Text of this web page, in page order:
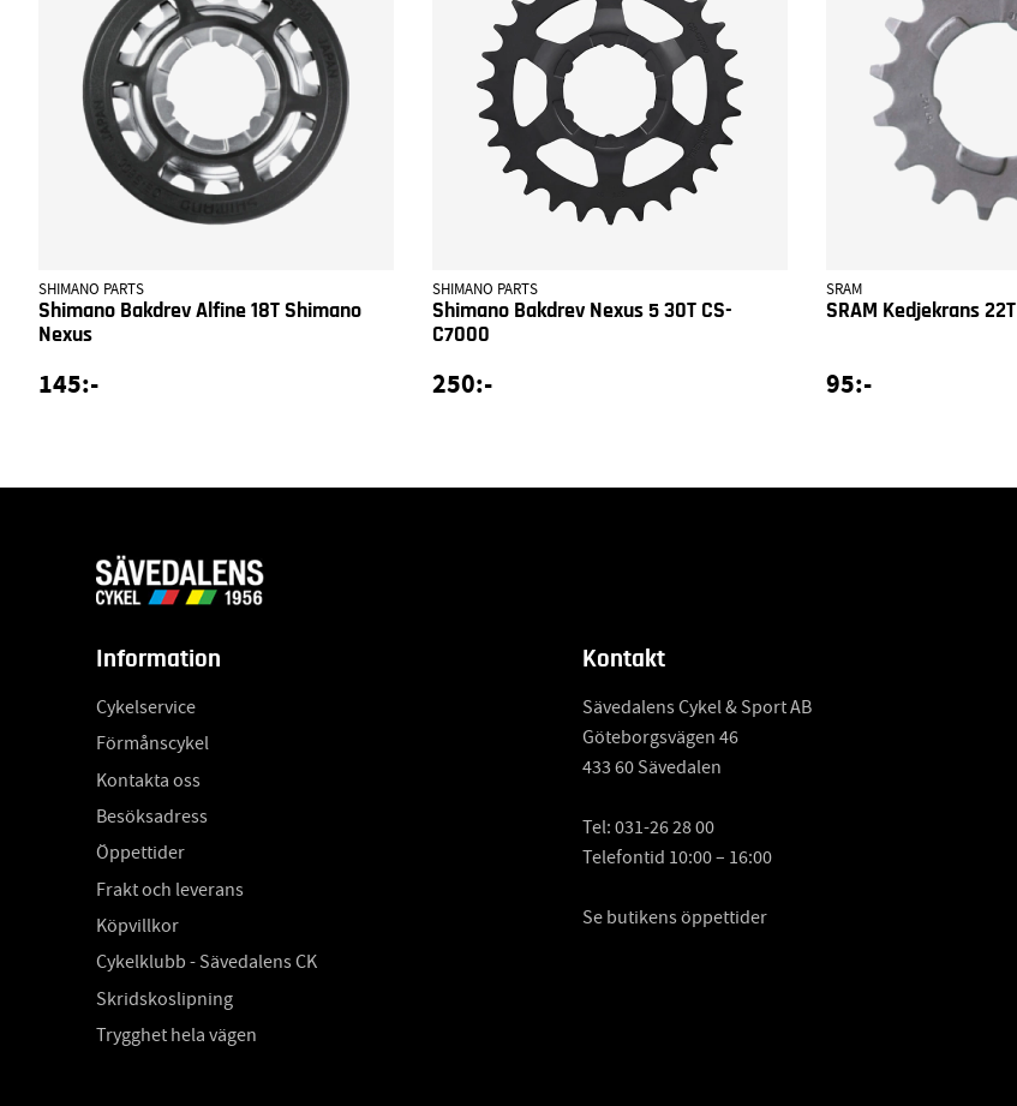
SHIMANO PARTS
Shimano Bakdrev Alfine 18T Shimano
Nexus
145:-
SHIMANO PARTS
Shimano Bakdrev Nexus 5 30T CS-
C7000
250:-
SRAM
SRAM Kedjekrans 22T
95:-
Information
Cykelservice
Förmånscykel
Kontakta oss
Besöksadress
Öppettider
Frakt och leverans
Köpvillkor
Cykelklubb - Sävedalens CK
Skridskoslipning
Trygghet hela vägen
Kontakt
Sävedalens Cykel & Sport AB
Göteborgsvägen 46
433 60 Sävedalen
Tel:031-26 28 00
Telefontid 10:00 – 16:00
Se butikens öppettider